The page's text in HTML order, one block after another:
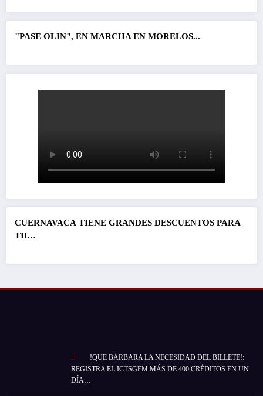
"PASE OLIN", EN MARCHA EN MORELOS...
CUERNAVACA TIENE GRANDES DESCUENTOS PARA
TI!…
!QUE BÁRBARA LA NECESIDAD DEL BILLETE!:
REGISTRA EL ICTSGEM MÁS DE 400 CRÉDITOS EN UN
DÍA…